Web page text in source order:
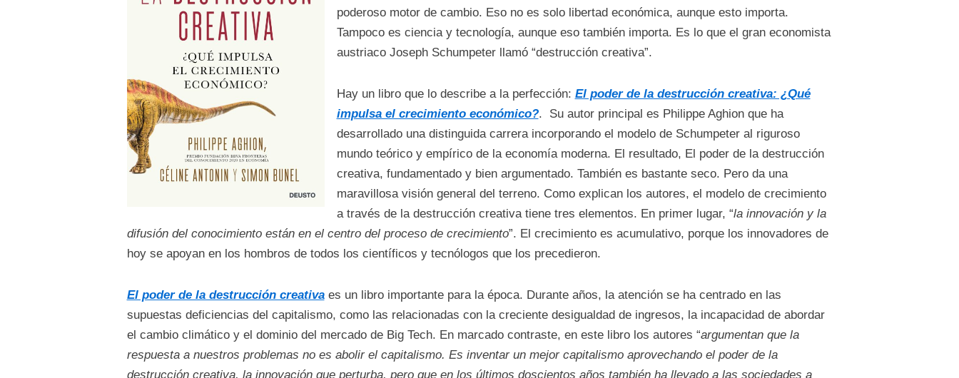
poderoso motor de cambio. Eso no es solo libertad económica, aunque esto importa.
Tampoco es ciencia y tecnología, aunque eso también importa. Es lo que el gran economista
austriaco Joseph Schumpeter llamó “destrucción creativa”.
Hay un libro que lo describe a la perfección: El poder de la destrucción creativa: ¿Qué
impulsa el crecimiento económico?. Su autor principal es Philippe Aghion que ha
desarrollado una distinguida carrera incorporando el modelo de Schumpeter al riguroso
mundo teórico y empírico de la economía moderna. El resultado, El poder de la destrucción
creativa, fundamentado y bien argumentado. También es bastante seco. Pero da una
maravillosa visión general del terreno. Como explican los autores, el modelo de crecimiento
a través de la destrucción creativa tiene tres elementos. En primer lugar, “la innovación y la
difusión del conocimiento están en el centro del proceso de crecimiento”. El crecimiento es acumulativo, porque los innovadores de
hoy se apoyan en los hombros de todos los científicos y tecnólogos que los precedieron.
El poder de la destrucción creativaes un libro importante para la época. Durante años, la atención se ha centrado en las
supuestas deficiencias del capitalismo, como las relacionadas con la creciente desigualdad de ingresos, la incapacidad de abordar
el cambio climático y el dominio del mercado de Big Tech. En marcado contraste, en este libro los autores “argumentan que la
respuesta a nuestros problemas no es abolir el capitalismo. Es inventar un mejor capitalismo aprovechando el poder de la
destrucción creativa, la innovación que perturba, pero que en los últimos doscientos años también ha llevado a las sociedades a